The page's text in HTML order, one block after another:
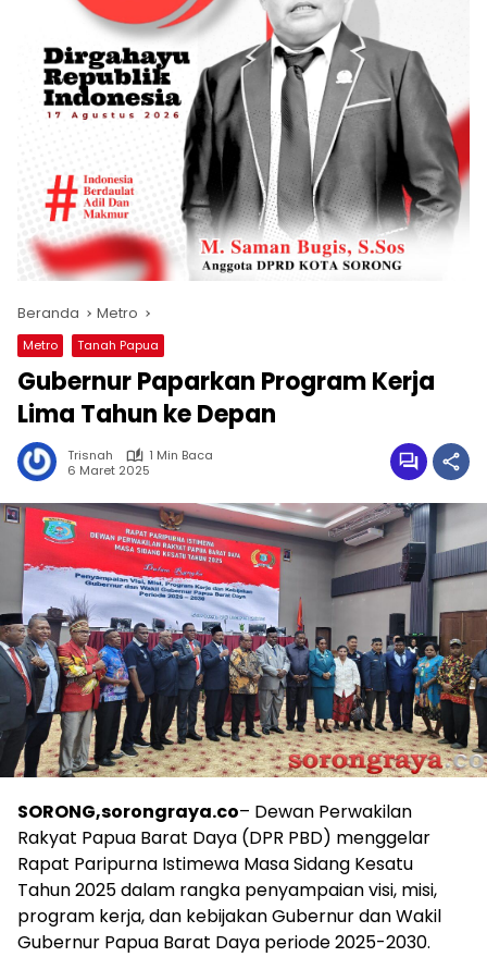
Beranda Metro
Metro Tanah Papua
Gubernur Paparkan Program Kerja
Lima Tahun ke Depan
Trisnah
1 Min Baca
6 Maret 2025
SORONG,sorongraya.co– Dewan Perwakilan
Rakyat Papua Barat Daya (DPR PBD) menggelar
Rapat Paripurna Istimewa Masa Sidang Kesatu
Tahun 2025 dalam rangka penyampaian visi, misi,
program kerja, dan kebijakan Gubernur dan Wakil
Gubernur Papua Barat Daya periode 2025-2030.